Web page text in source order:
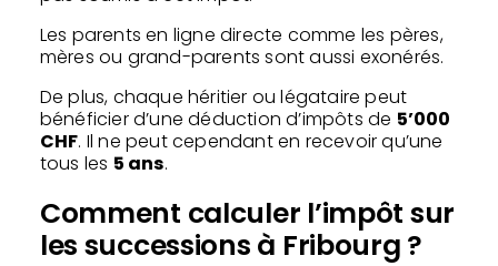
Les parents en ligne directe comme les pères,
mères ou grand-parents sont aussi exonérés.
De plus, chaque héritier ou légataire peut
bénéficier d’une déduction d’impôts de 5’000
CHF. Il ne peut cependant en recevoir qu’une
tous les 5 ans.
Comment calculer l’impôt sur
les successions à Fribourg ?